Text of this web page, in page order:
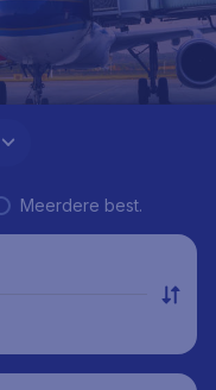
Meerdere best.